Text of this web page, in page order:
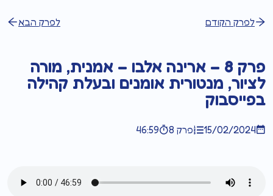
לפרק הקודם לפרק הבא
פרק 8 – ארינה אלבו – אמנית, מורה
לציור, מנטורית אומנים ובעלת קהילה
בפייסבוק
15/02/2024 פרק 8 46:59